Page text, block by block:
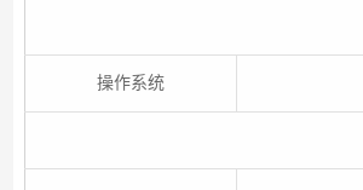
操作系统